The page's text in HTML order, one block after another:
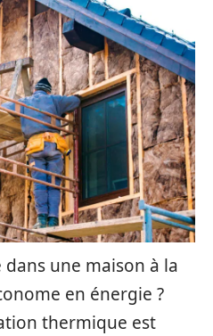
une maison à la
en énergie ?
thermique est